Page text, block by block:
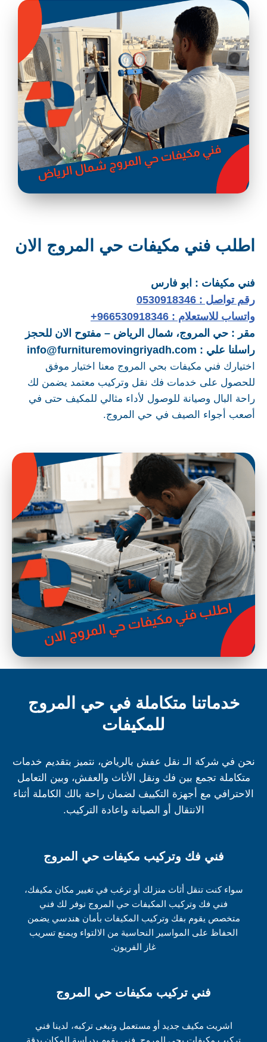
اطلب فني مكيفات حي المروج الان
فني مكيفات : ابو فارس
رقم تواصل : 0530918346
واتساب للاستعلام : 966530918346+
مقر : حي المروج، شمال الرياض – مفتوح الان للحجز
راسلنا علي : info@furnituremovingriyadh.com
اختيارك فني مكيفات بحي المروج معنا اختيار موفق
للحصول على خدمات فك نقل وتركيب معتمد يضمن لك
راحة البال وصيانة للوصول لأداء مثالي للمكيف حتى في
أصعب أجواء الصيف في حي المروج.
خدماتنا متكاملة في حي المروج
للمكيفات
نحن في شركة الـ نقل عفش بالرياض، نتميز بتقديم خدمات
متكاملة تجمع بين فك ونقل الأثاث والعفش، وبين التعامل
الاحترافي مع أجهزة التكييف لضمان راحة بالك الكاملة أثناء
الانتقال أو الصيانة واعادة التركيب.
فني فك وتركيب مكيفات حي المروج
سواء كنت تنقل أثاث منزلك أو ترغب في تغيير مكان مكيفك،
فني فك وتركيب المكيفات حي المروج نوفر لك فني
متخصص يقوم بفك وتركيب المكيفات بأمان هندسي يضمن
الحفاظ على المواسير النحاسية من الالتواء ويمنع تسريب
غاز الفريون.
فني تركيب مكيفات حي المروج
اشريت مكيف جديد أو مستعمل وتبغى تركبه، لدينا فني